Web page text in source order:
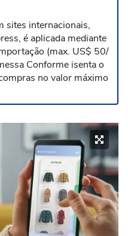
sites internacionais,
é aplicada mediante
(max. US$ 50/
Conforme isenta o
no valor máximo